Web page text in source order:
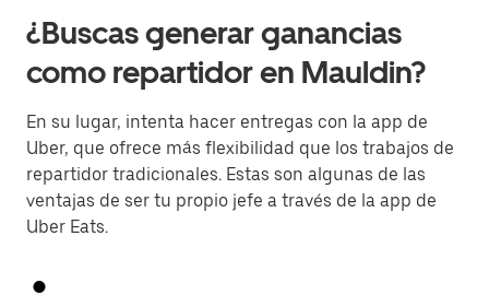
¿Buscas generar ganancias
como repartidor en Mauldin?
En su lugar, intenta hacer entregas con la app de
Uber, que ofrece más flexibilidad que los trabajos de
repartidor tradicionales. Estas son algunas de las
ventajas de ser tu propio jefe a través de la app de
Uber Eats.